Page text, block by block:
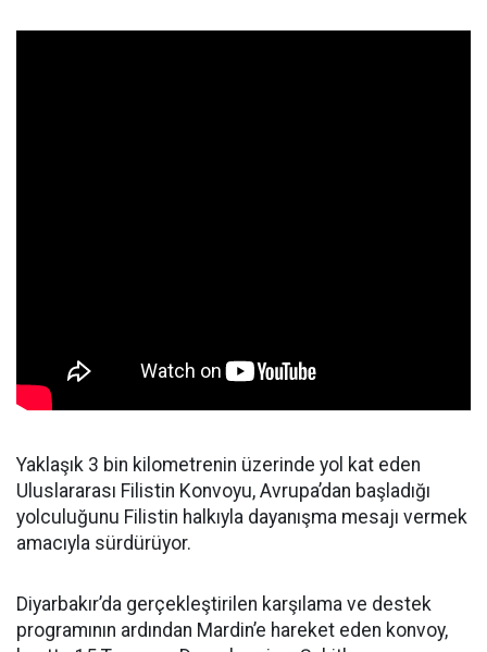
Yaklaşık 3 bin kilometrenin üzerinde yol kat eden
Uluslararası Filistin Konvoyu, Avrupa’dan başladığı
yolculuğunu Filistin halkıyla dayanışma mesajı vermek
amacıyla sürdürüyor.
Diyarbakır’da gerçekleştirilen karşılama ve destek
programının ardından Mardin’e hareket eden konvoy,